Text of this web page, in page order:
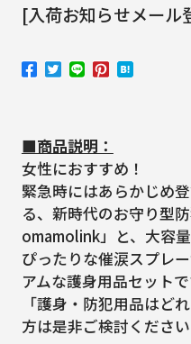
[入荷お知らせメール
■商品説明：
女性におすすめ！
緊急時にはあらかじめ
る、新時代のお守り型
omamolink」と、大容
ぴったりな催涙スプレ
アムな護身用品セット
「護身・防犯用品はど
方は是非ご検討ください